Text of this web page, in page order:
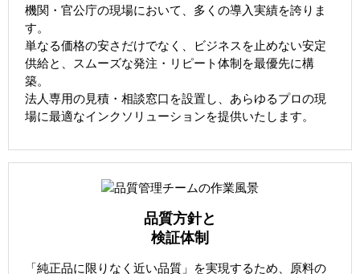
機関・官公庁の現場において、多くの導入実績を誇りま
す。
単なる価格の安さだけでなく、ビジネスを止めない安定
供給と、スムーズな発注・リピート体制を最優先に構
築。
法人専用の見積・相談窓口を設置し、あらゆるプロの現
場に最適なインクソリューションを提供いたします。
品質方針と
検証体制
「純正品に限りなく近い品質」を実現するため、原料の